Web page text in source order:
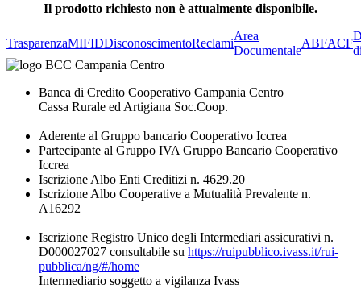
Il prodotto richiesto non è attualmente disponibile.
TrasparenzaMIFIDDisconoscimentoReclami
Area
Documentale
ABFACF
Banca di Credito Cooperativo Campania Centro
Cassa Rurale ed Artigiana Soc.Coop.
Aderente al Gruppo bancario Cooperativo Iccrea
Partecipante al Gruppo IVA Gruppo Bancario Cooperativo
Iccrea
Iscrizione Albo Enti Creditizi n. 4629.20
Iscrizione Albo Cooperative a Mutualità Prevalente n.
A16292
Iscrizione Registro Unico degli Intermediari assicurativi n.
D000027027 consultabile su https://ruipubblico.ivass.it/rui-
pubblica/ng/#/home
Intermediario soggetto a vigilanza Ivass